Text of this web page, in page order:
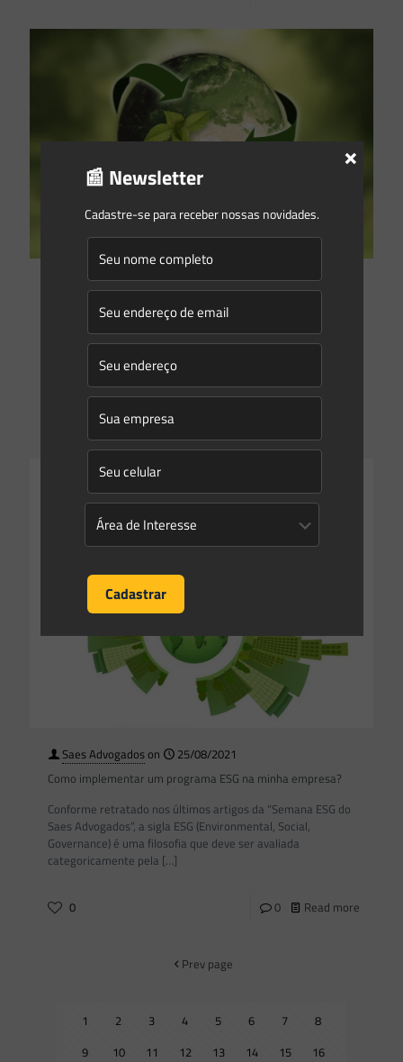
Saes Advogadoson
26/08/2021
ESG in Brazil: brand new opportunities for foreign investors
Talking about ESG is all the rage in Brazil right now. One can
hardly look around the web without finding a bunch of
webinars and online[…]
Saes Advogadoson
25/08/2021
Como implementar um programa ESG na minha empresa?
Conforme retratado nos últimos artigos da “Semana ESG do
Saes Advogados”, a sigla ESG (Environmental, Social,
Governance) é uma filosofia que deve ser avaliada
categoricamente pela […]
0 0 Read more
Prev page
1 2 3 4 5 6 7
8
9
10 11 12 13 14 15
16
📰 Newsletter
Cadastre-se para receber nossas novidades.
×